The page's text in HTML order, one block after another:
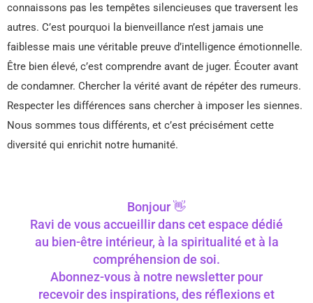
connaissons pas les tempêtes silencieuses que traversent les
autres. C’est pourquoi la bienveillance n’est jamais une
faiblesse mais une véritable preuve d’intelligence émotionnelle.
Être bien élevé, c’est comprendre avant de juger. Écouter avant
de condamner. Chercher la vérité avant de répéter des rumeurs.
Respecter les différences sans chercher à imposer les siennes.
Nous sommes tous différents, et c’est précisément cette
diversité qui enrichit notre humanité.
Bonjour 👋
Ravi de vous accueillir dans cet espace dédié
au bien-être intérieur, à la spiritualité et à la
compréhension de soi.
Abonnez-vous à notre newsletter pour
recevoir des inspirations, des réflexions et